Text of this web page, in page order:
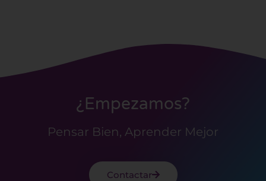
¿Empezamos?
Pensar Bien, Aprender Mejor
Contactar